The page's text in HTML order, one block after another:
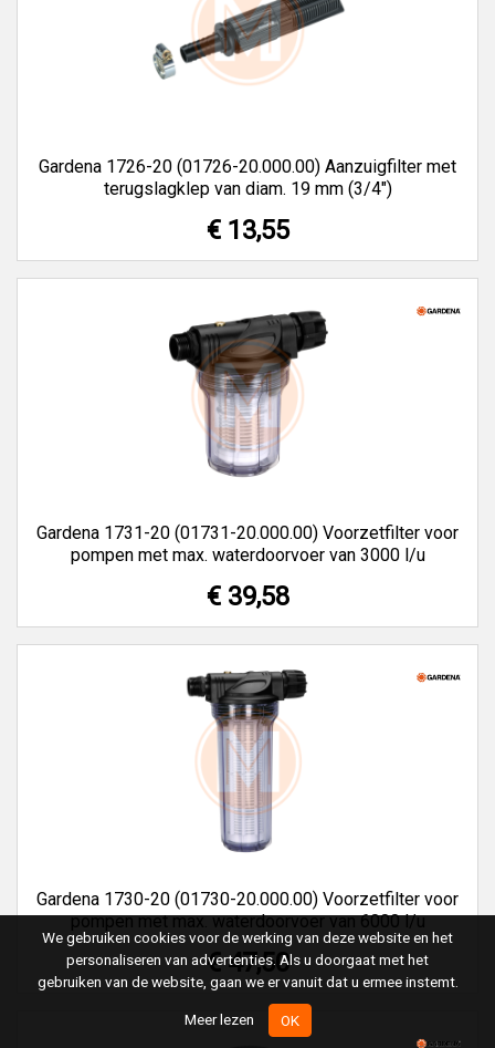
Gardena 1726-20 (01726-20.000.00) Aanzuigfilter met
terugslagklep van diam. 19 mm (3/4")
€ 13,55
Gardena 1731-20 (01731-20.000.00) Voorzetfilter voor
pompen met max. waterdoorvoer van 3000 l/u
€ 39,58
Gardena 1730-20 (01730-20.000.00) Voorzetfilter voor
pompen met max. waterdoorvoer van 6000 l/u
€ 47,50
We gebruiken cookies voor de werking van deze website en het
personaliseren van advertenties. Als u doorgaat met het
gebruiken van de website, gaan we er vanuit dat u ermee instemt.
Meer lezen OK